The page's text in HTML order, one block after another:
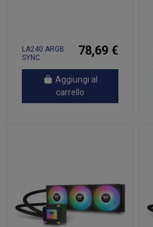
LA240 ARGB
SYNC
78,69 €
Aggiungi al
carrello